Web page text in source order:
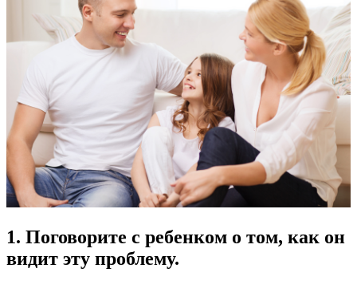
1. Поговорите с ребенком о том, как он
видит эту проблему.